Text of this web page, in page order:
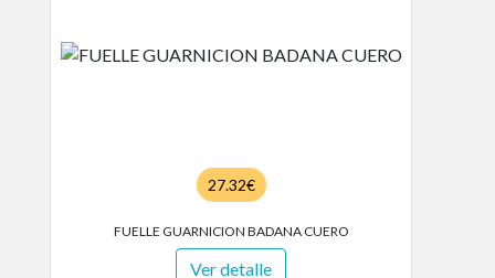
27.32€
FUELLE GUARNICION BADANA CUERO
Ver detalle